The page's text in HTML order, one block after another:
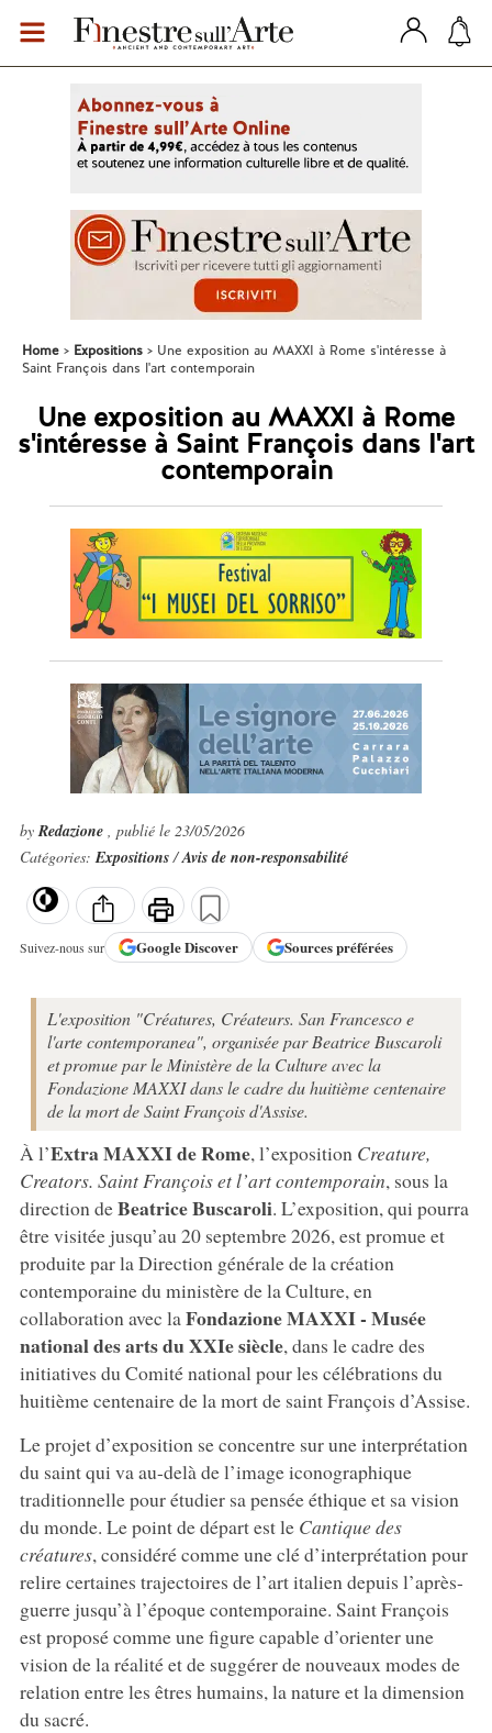
Home Expositions
Une exposition au MAXXI à Rome s'intéresse à
Saint François dans l'art contemporain
Une exposition au MAXXI à Rome
s'intéresse à Saint François dans l'art
contemporain
byRedazione , publié le 23/05/2026
Catégories:Expositions/Avis de non-responsabilité
Suivez-nous sur GoogleDiscover Sources préférées
L'exposition "Créatures, Créateurs. San Francesco e
l'arte contemporanea", organisée par Beatrice Buscaroli
et promue par le Ministère de la Culture avec la
Fondazione MAXXI dans le cadre du huitième centenaire
de la mort de Saint François d'Assise.
À l’Extra MAXXI de Rome, l’exposition Creature,
Creators. Saint François et l’art contemporain, sous la
direction deBeatriceBuscaroli. L’exposition, qui pourra
être visitée jusqu’au 20 septembre 2026, est promue et
produite par la Direction générale de la création
contemporaine du ministère de la Culture, en
collaboration avec la Fondazione MAXXI - Musée
national des arts du XXIe siècle, dans le cadre des
initiatives du Comité national pour les célébrations du
huitième centenaire de la mort de saint François d’Assise.
Le projet d’exposition se concentre sur une interprétation
du saint qui va au-delà de l’image iconographique
traditionnelle pour étudier sa pensée éthique et sa vision
du monde. Le point de départ est le Cantique des
créatures, considéré comme une clé d’interprétation pour
relire certaines trajectoires de l’art italien depuis l’après-
guerre jusqu’à l’époque contemporaine. Saint François
est proposé comme une figure capable d’orienter une
vision de la réalité et de suggérer de nouveaux modes de
relation entre les êtres humains, la nature et la dimension
du sacré.